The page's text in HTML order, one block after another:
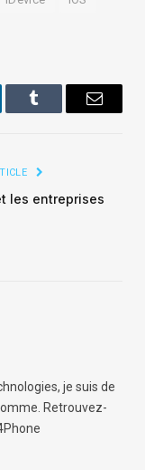
Tumblr Email
les entreprises
je suis de
Retrouvez-